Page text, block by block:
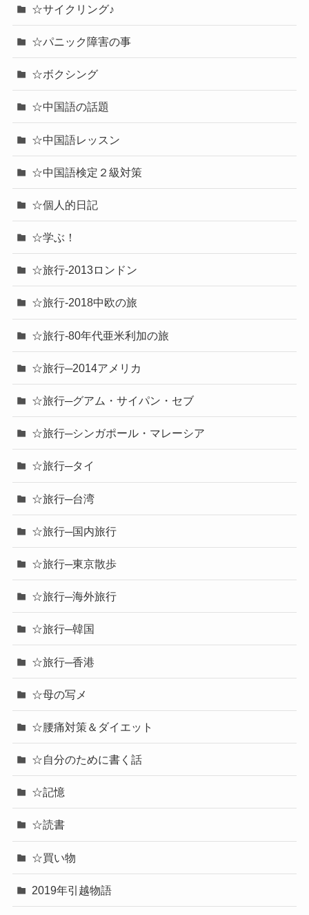
☆サイクリング♪
☆パニック障害の事
☆ボクシング
☆中国語の話題
☆中国語レッスン
☆中国語検定２級対策
☆個人的日記
☆学ぶ！
☆旅行-2013ロンドン
☆旅行-2018中欧の旅
☆旅行-80年代亜米利加の旅
☆旅行─2014アメリカ
☆旅行─グアム・サイパン・セブ
☆旅行─シンガポール・マレーシア
☆旅行─タイ
☆旅行─台湾
☆旅行─国内旅行
☆旅行─東京散歩
☆旅行─海外旅行
☆旅行─韓国
☆旅行─香港
☆母の写メ
☆腰痛対策＆ダイエット
☆自分のために書く話
☆記憶
☆読書
☆買い物
2019年引越物語